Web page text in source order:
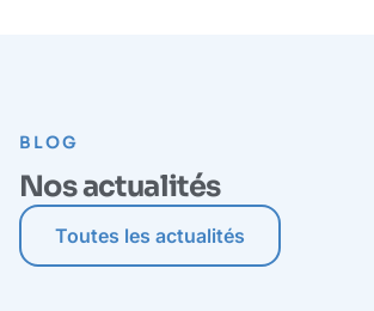
BLOG
Nos actualités
Toutes les actualités